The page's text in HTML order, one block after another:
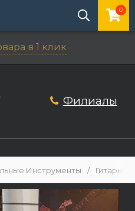
0
в 1 клик
Филиалы
Инструменты / Гитары